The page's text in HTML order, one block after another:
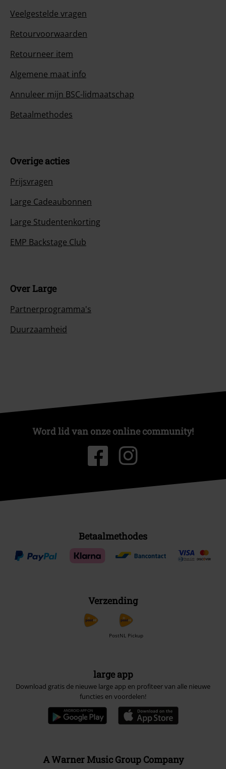
Veelgestelde vragen
Retourvoorwaarden
Retourneer item
Algemene maat info
Annuleer mijn BSC-lidmaatschap
Betaalmethodes
Overige acties
Prijsvragen
Large Cadeaubonnen
Large Studentenkorting
EMP Backstage Club
Over Large
Partnerprogramma's
Duurzaamheid
Word lid van onze online community!
Betaalmethodes
Verzending
PostNL Pickup
large app
Download gratis de nieuwe large app en profiteer van alle nieuwe
functies en voordelen!
A Warner Music Group Company